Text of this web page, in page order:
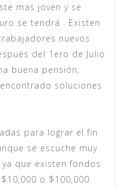
mas joven y se
se tendrá . Existen
nuevos
del 1ero de Julio
buena pensión,
soluciones
para lograr el fin
se escuche muy
que existen fondos
o $100,000